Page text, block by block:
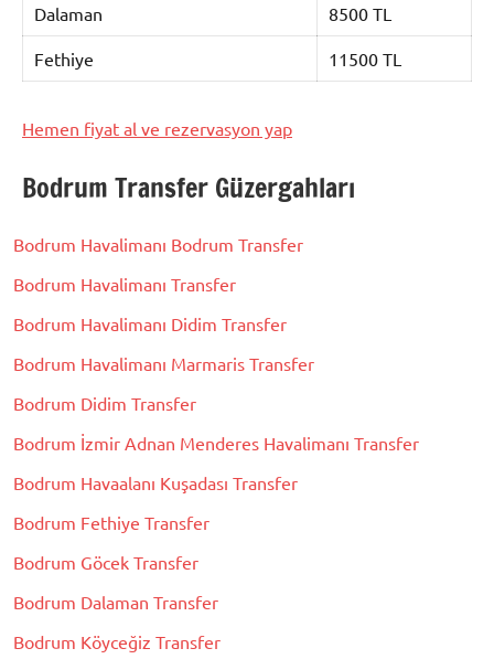
Dalaman 8500 TL
Fethiye 11500 TL
Hemen fiyat al ve rezervasyon yap
Bodrum Transfer Güzergahları
Bodrum Havalimanı Bodrum Transfer
Bodrum Havalimanı Transfer
Bodrum Havalimanı Didim Transfer
Bodrum Havalimanı Marmaris Transfer
Bodrum Didim Transfer
Bodrum İzmir Adnan Menderes Havalimanı Transfer
Bodrum Havaalanı Kuşadası Transfer
Bodrum Fethiye Transfer
Bodrum Göcek Transfer
Bodrum Dalaman Transfer
Bodrum Köyceğiz Transfer